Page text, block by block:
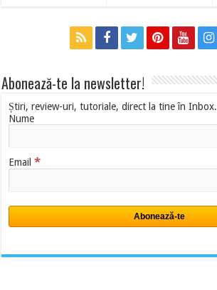
Abonează-te la newsletter!
Știri, review-uri, tutoriale, direct la tine în Inbox.
Nume
Email*